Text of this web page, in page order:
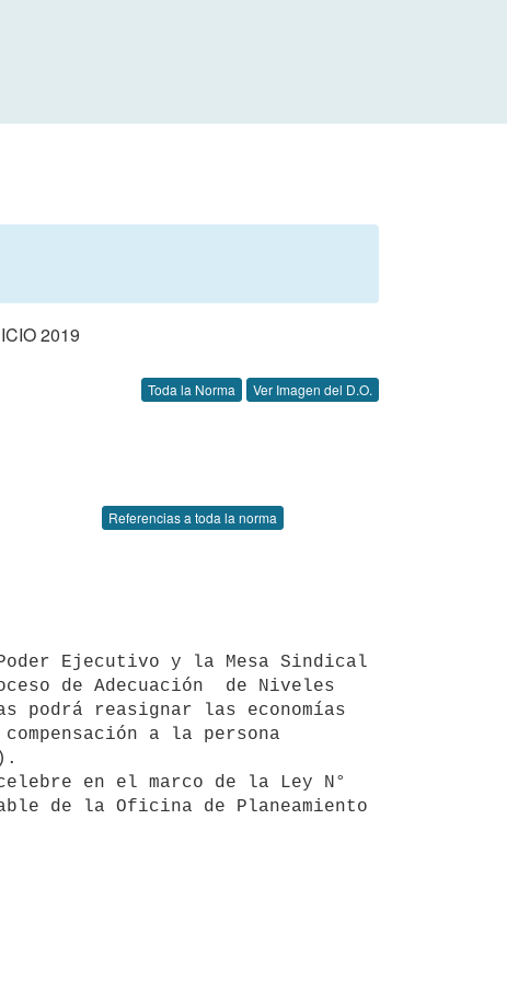
2019
Toda la Norma Ver Imagen del D.O.
Referencias a toda la norma
de Adecuación  de Niveles
podrá reasignar las economías
a la persona
de la Oficina de Planeamiento